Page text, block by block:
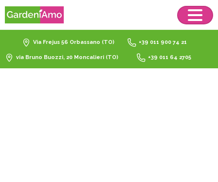
Via Frejus 56 Orbassano (TO) +39 011 900 74 21
via Bruno Buozzi, 20 Moncalieri (TO) +39 011 64 2705